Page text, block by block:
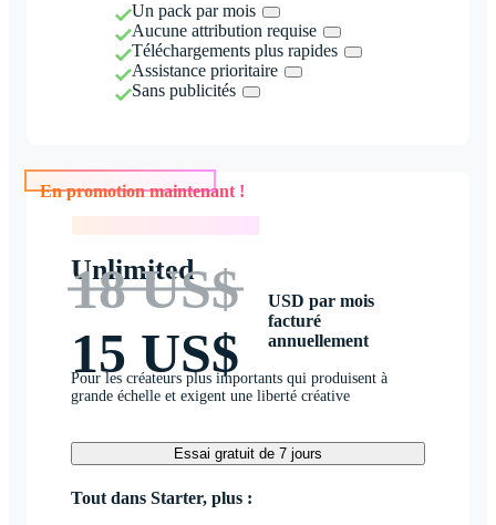
Un pack par mois
Aucune attribution requise
Téléchargements plus rapides
Assistance prioritaire
Sans publicités
En promotion maintenant !
Unlimited
18 US$
15 US$
USD par mois
facturé
annuellement
Pour les créateurs plus importants qui produisent à
grande échelle et exigent une liberté créative
Essai gratuit de 7 jours
Tout dans Starter, plus :